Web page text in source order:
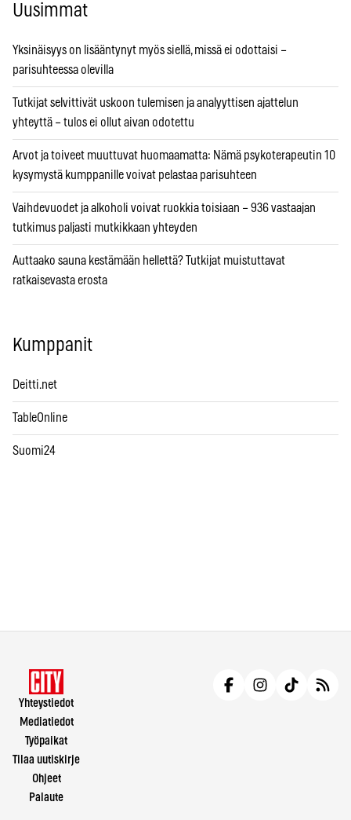
Uusimmat
Yksinäisyys on lisääntynyt myös siellä, missä ei odottaisi –
parisuhteessa olevilla
Tutkijat selvittivät uskoon tulemisen ja analyyttisen ajattelun
yhteyttä – tulos ei ollut aivan odotettu
Arvot ja toiveet muuttuvat huomaamatta: Nämä psykoterapeutin 10
kysymystä kumppanille voivat pelastaa parisuhteen
Vaihdevuodet ja alkoholi voivat ruokkia toisiaan – 936 vastaajan
tutkimus paljasti mutkikkaan yhteyden
Auttaako sauna kestämään hellettä? Tutkijat muistuttavat
ratkaisevasta erosta
Kumppanit
Deitti.net
TableOnline
Suomi24
Yhteystiedot
Mediatiedot
Työpaikat
Tilaa uutiskirje
Ohjeet
Palaute